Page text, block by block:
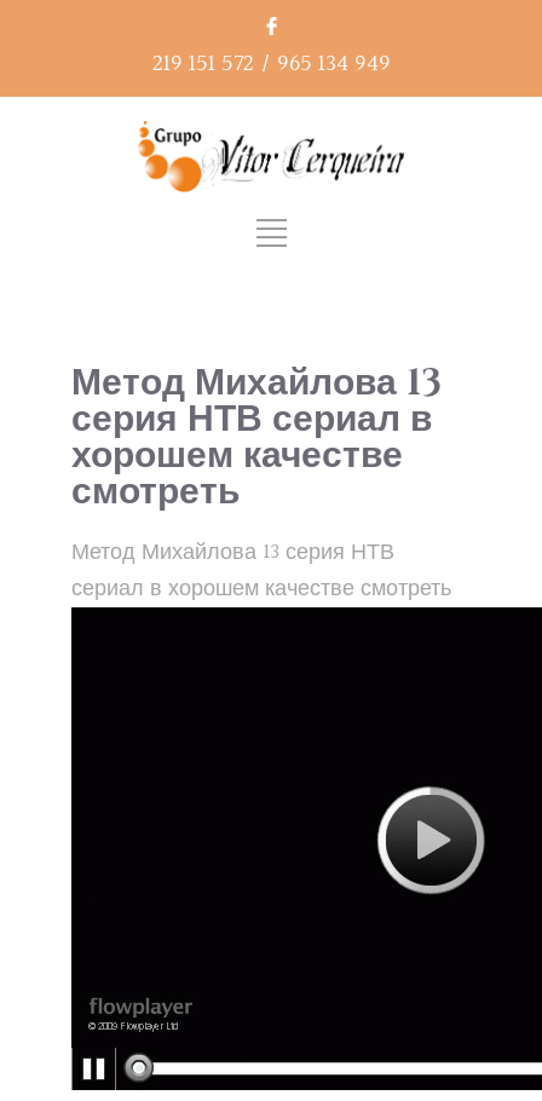
219 151 572 / 965 134 949
Метод Михайлова 13
серия НТВ сериал в
хорошем качестве
смотреть
Метод Михайлова 13 серия НТВ
сериал в хорошем качестве смотреть